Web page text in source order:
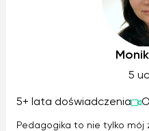
5
5+ lata doświadczenia
Pedagogika to nie tylko mój